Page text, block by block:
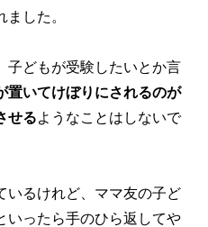
した。
子どもが受験したいとか言
置いてけぼりにされるのが
せるようなことはしないで
いるけれど、ママ友の子ど
いったら手のひら返して